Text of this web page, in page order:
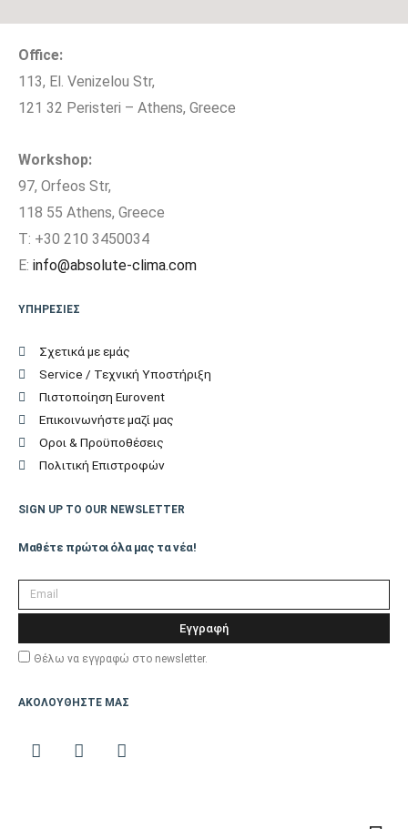
Office:
113, El. Venizelou Str,
121 32 Peristeri – Athens, Greece
Workshop:
97, Orfeos Str,
118 55 Athens, Greece
T: +30 210 3450034
E: info@absolute-clima.com
ΥΠΗΡΕΣΙΕΣ
Σχετικά με εμάς
Service / Τεχνική Υποστήριξη
Πιστοποίηση Eurovent
Επικοινωνήστε μαζί μας
Οροι & Προϋποθέσεις
Πολιτική Επιστροφών
SIGN UP TO OUR NEWSLETTER
Μαθέτε πρώτοι όλα μας τα νέα!
Θέλω να εγγραφώ στο newsletter.
Εγγραφή
ΑΚΟΛΟΥΘΗΣΤΕ ΜΑΣ